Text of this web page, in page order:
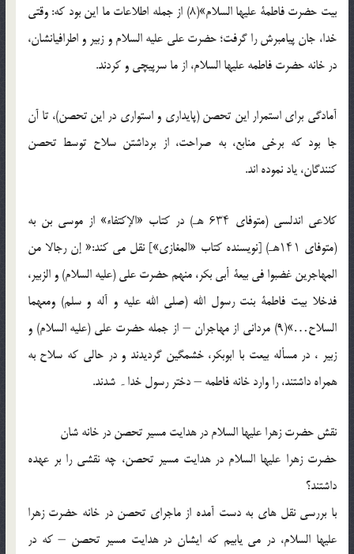
بیت حضرت فاطمة علیها السلام»(8) از جمله اطلاعات ما این بود که: وقتی
خدا، جان پیامبرش را گرفت؛ حضرت علی علیه السلام و زبیر و اطرافیانشان،
در خانه حضرت فاطمه علیها السلام، از ما سرپیچی و کردند.
آمادگی برای استمرار این تحصن (پایداری و استواری در این تحصن)، تا آن
جا بود که برخی منابع، به صراحت، از برداشتن سلاح توسط تحصن
کنندگان، یاد نموده اند.
کلاعی اندلسی (متوفای ۶۳۴ هـ) در کتاب «الإکتفاء» از موسی بن به
(متوفای ۱۴۱هـ) [نویسنده کتاب «المغازی»] نقل می کند:« إن رجالا من
المهاجرین غضبوا فی بیعة أبی بکر، منهم حضرت على (علیه السلام) و الزبیر،
فدخلا بیت فاطمة بنت رسول الله (صلی الله علیه و آله و سلم) ومعهما
السلاح…»(9) مردانی از مهاجران – از جمله حضرت على (علیه السلام) و
زبیر ، در مسأله بیعت با ابوبکر، خشمگین گردیدند و در حالی که سلاح به
همراه داشتند، را وارد خانه فاطمه – دختر رسول خدا۔ شدند.
نقش حضرت زهرا علیها السلام در هدایت مسیر تحصن در خانه شان
حضرت زهرا علیها السلام در هدایت مسیر تحصن، چه نقشی را بر عهده
داشتند؟
با بررسی نقل های به دست آمده از ماجرای تحصن در خانه حضرت زهرا
علیها السلام، در می یابیم که ایشان در هدایت مسیر تحصن – که در